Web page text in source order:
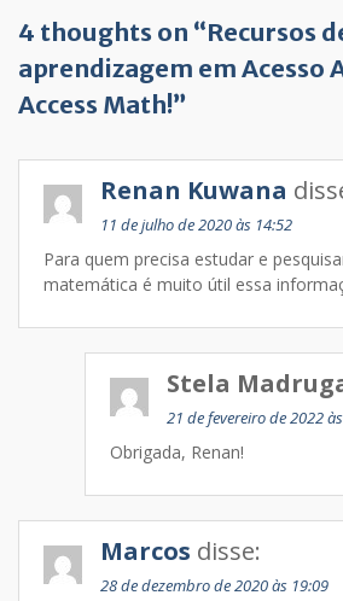
4 thoughts on “Recursos
aprendizagem em Acesso
Access Math!”
Renan Kuwana
11 de julho de 2020 às 14:52
Para quem precisa estudar e
matemática é muito útil essa
Stela
21 de fevereiro de 2022
Obrigada, Renan!
Marcos disse:
28 de dezembro de 2020 às 19:09